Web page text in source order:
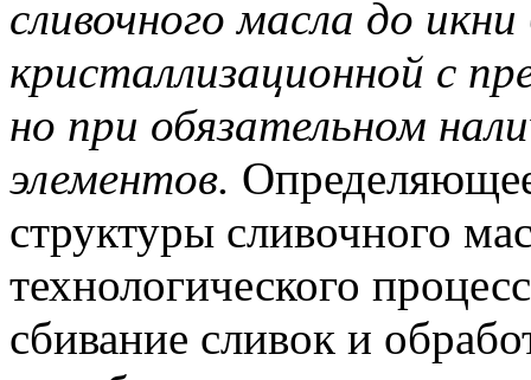
сливочного масла до
кристаллизационной с
но при обязательном
элементов.
структуры сливочного
технологического
сбивание сливок и